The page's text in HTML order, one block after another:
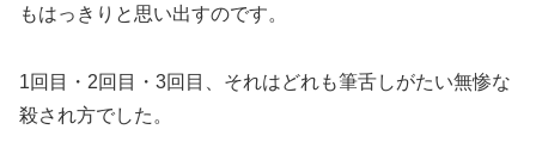
もはっきりと思い出すのです。
1回目・2回目・3回目、それはどれも筆舌しがたい無惨な
殺され方でした。